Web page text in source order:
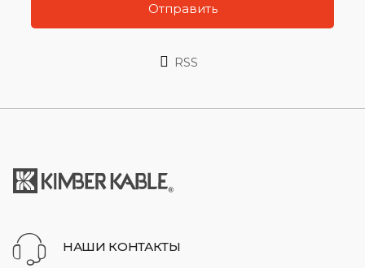
Отправить
RSS
НАШИ КОНТАКТЫ